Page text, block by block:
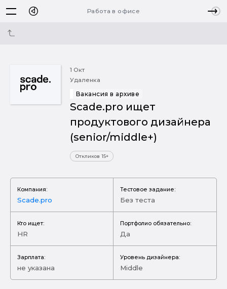
Работа в офисе
1 Окт
Удаленка
Вакансия в архиве
Scade.pro ищет
продуктового дизайнера
(senior/middle+)
Откликов 15+
Компания:
Scade.pro
Тестовое задание:
Без теста
Кто ищет:
HR
Портфолио обязательно:
Да
Зарплата:
не указана
Уровень дизайнера:
Middle